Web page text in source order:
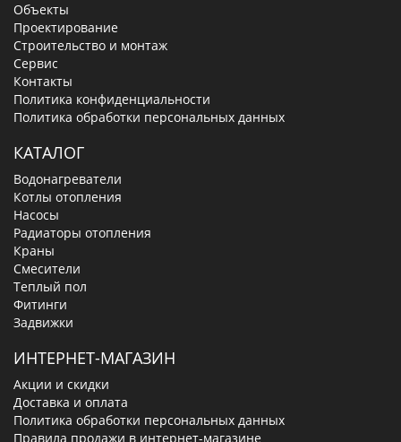
Объекты
Проектирование
Строительство и монтаж
Сервис
Контакты
Политика конфиденциальности
Политика обработки персональных данных
КАТАЛОГ
Водонагреватели
Котлы отопления
Насосы
Радиаторы отопления
Краны
Смесители
Теплый пол
Фитинги
Задвижки
ИНТЕРНЕТ-МАГАЗИН
Акции и скидки
Доставка и оплата
Политика обработки персональных данных
Правила продажи в интернет-магазине